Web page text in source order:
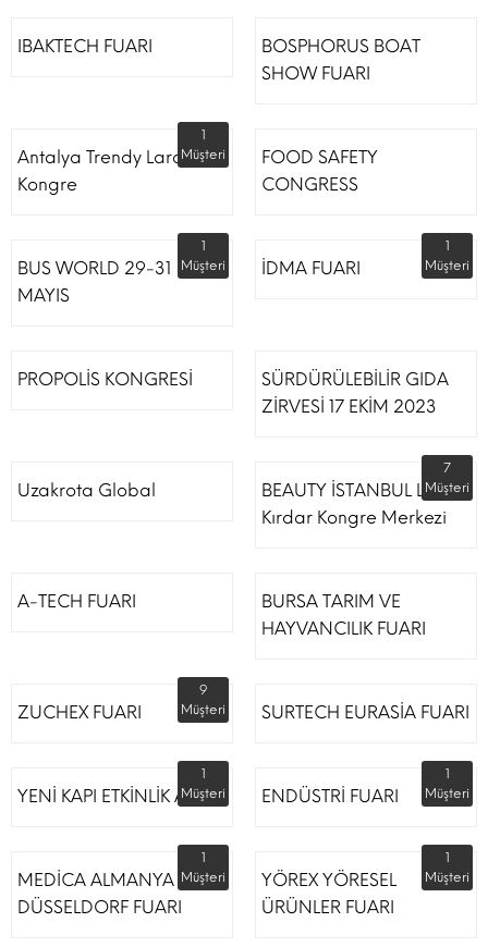
IBAKTECH FUARI
BOSPHORUS BOAT
SHOW FUARI
Antalya Trendy Lara Otel
Kongre
1
Müşteri
FOOD SAFETY
CONGRESS
BUS WORLD 29-31
MAYIS
1
Müşteri
İDMA FUARI
1
Müşteri
PROPOLİS KONGRESİ
SÜRDÜRÜLEBİLİR GIDA
ZİRVESİ 17 EKİM 2023
Uzakrota Global
BEAUTY İSTANBUL Lütfi
Kırdar Kongre Merkezi
7
Müşteri
A-TECH FUARI
BURSA TARIM VE
HAYVANCILIK FUARI
ZUCHEX FUARI
9
Müşteri
SURTECH EURASİA FUARI
YENİ KAPI ETKİNLİK ALANI
1
Müşteri
ENDÜSTRİ FUARI
1
Müşteri
MEDİCA ALMANYA
DÜSSELDORF FUARI
1
Müşteri
YÖREX YÖRESEL
ÜRÜNLER FUARI
1
Müşteri